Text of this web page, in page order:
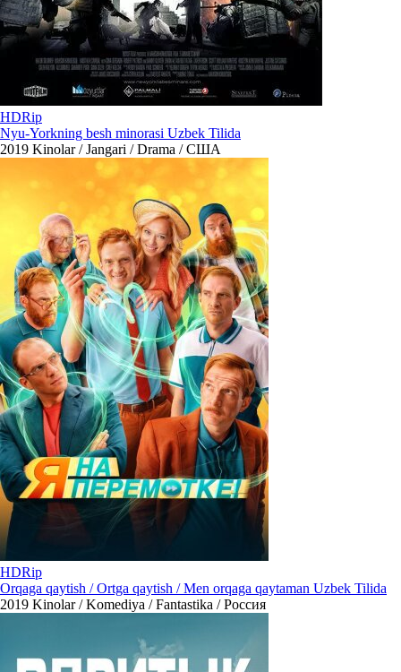
HDRip
Nyu-Yorkning besh minorasi Uzbek Tilida
2019 Kinolar / Jangari / Drama / США
HDRip
Orqaga qaytish / Ortga qaytish / Men orqaga qaytaman Uzbek Tilida
2019 Kinolar / Komediya / Fantastika / Россия